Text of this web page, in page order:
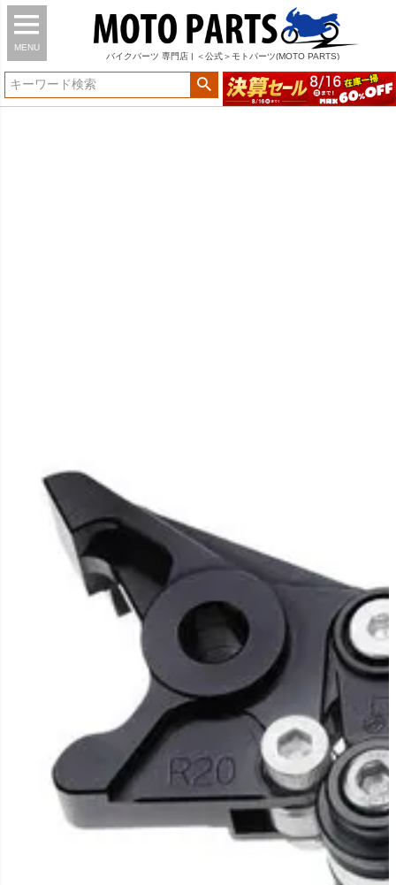
MENU
バイク パーツ 専門店 | ＜公式＞モトパーツ(MOTO PARTS)